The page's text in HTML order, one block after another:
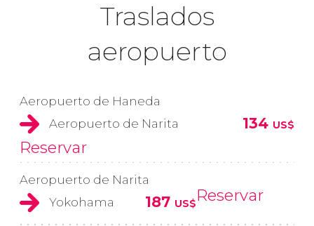
Traslados
aeropuerto
Aeropuerto de Haneda
Aeropuerto de Narita
134 US$
Reservar
Aeropuerto de Narita
Yokohama
187 US$Reservar